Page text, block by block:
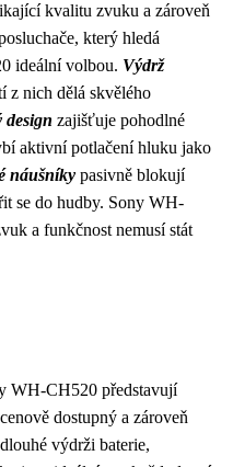
kvalitu zvuku a zároveň
který hledá
ideální volbou. Výdrž
z nich dělá skvělého
design zajišťuje pohodlné
aktivní potlačení hluku jako
náušníky pasivně blokují
se do hudby. Sony WH-
a funkčnost nemusí stát
WH-CH520 představují
dostupný a zároveň
výdrži baterie,